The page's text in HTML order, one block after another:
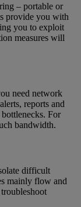
– portable or
provide you with
you to exploit
measures will
need network
reports and
For
bandwidth.
difficult
mainly flow and